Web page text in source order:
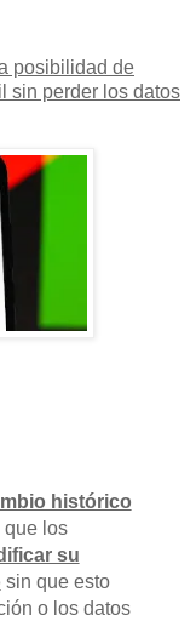
posibilidad de
sin perder los datos
histórico
que los
su
sin que esto
o los datos